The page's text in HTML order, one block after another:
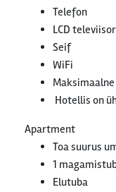
Telefon
LCD televiisor
Seif
WiFi
Hotellis on
Apartment
Toa suurus
1
Elutuba